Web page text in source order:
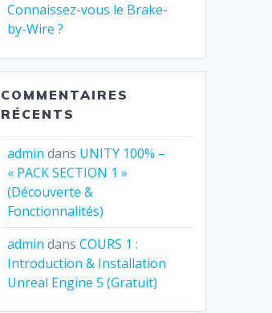
Connaissez-vous le Brake-
by-Wire ?
COMMENTAIRES
RÉCENTS
admin dans UNITY 100% –
« PACK SECTION 1 »
(Découverte &
Fonctionnalités)
admin dansCOURS 1 :
Introduction & Installation
Unreal Engine 5 (Gratuit)